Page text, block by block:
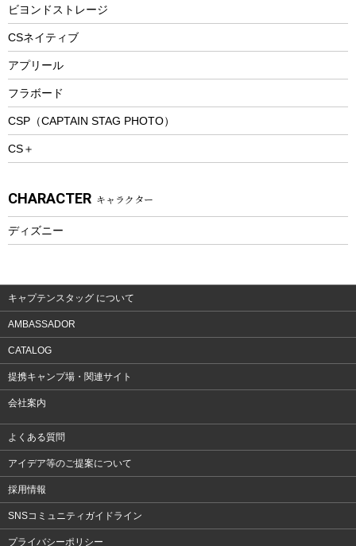
防寒ウェア
トレッキング
トレッキングアクセサリー
プレイグッズ
ウェルネス
ウェア、タオル
ウェア
ビヨンドストレージ
CSネイティブ
アプリール
フラボード
CSP（CAPTAIN STAG PHOTO）
CS＋
CHARACTER キャラクター
ディズニー
キャプテンスタッグ について
AMBASSADOR
CATALOG
提携キャンプ場・関連サイト
会社案内
よくある質問
アイデア等のご提案について
採用情報
SNSコミュニティガイドライン
プライバシーポリシー